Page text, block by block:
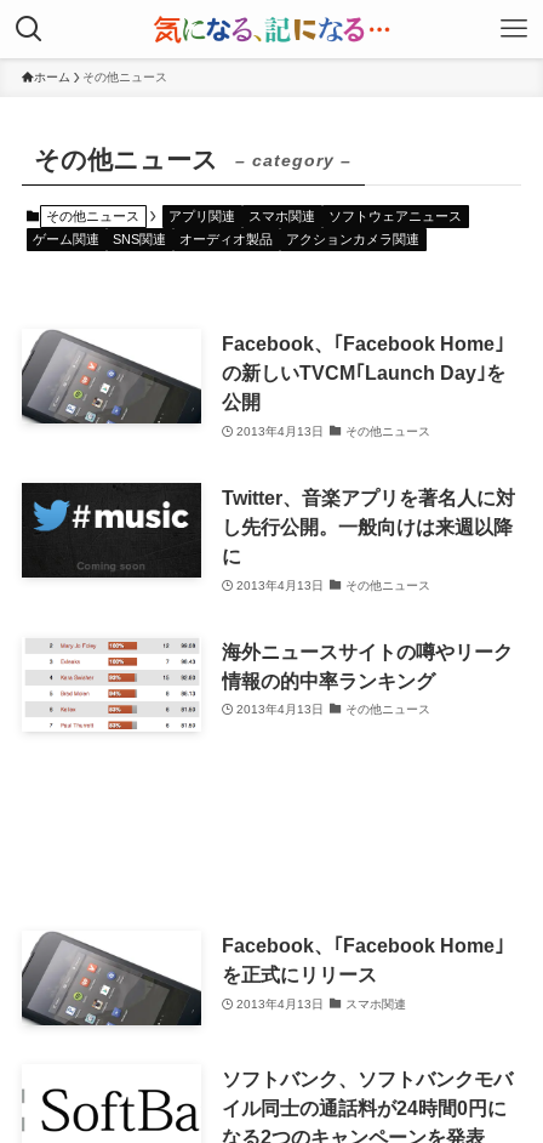
ホーム その他ニュース
その他ニュース – category –
その他ニュース アプリ関連 スマホ関連
ソフトウェアニュース
ゲーム関連
SNS関連 オーディオ製品 アクションカメラ関連
Facebook、｢Facebook Home｣
の新しいTVCM｢Launch Day｣を
公開
2013年4月13日 その他ニュース
Twitter、音楽アプリを著名人に対
し先行公開。一般向けは来週以降
に
2013年4月13日 その他ニュース
海外ニュースサイトの噂やリーク
情報の的中率ランキング
2013年4月13日 その他ニュース
Facebook、｢Facebook Home｣
を正式にリリース
2013年4月13日 スマホ関連
ソフトバンク、ソフトバンクモバ
イル同士の通話料が24時間0円に
なる2つのキャンペーンを発表